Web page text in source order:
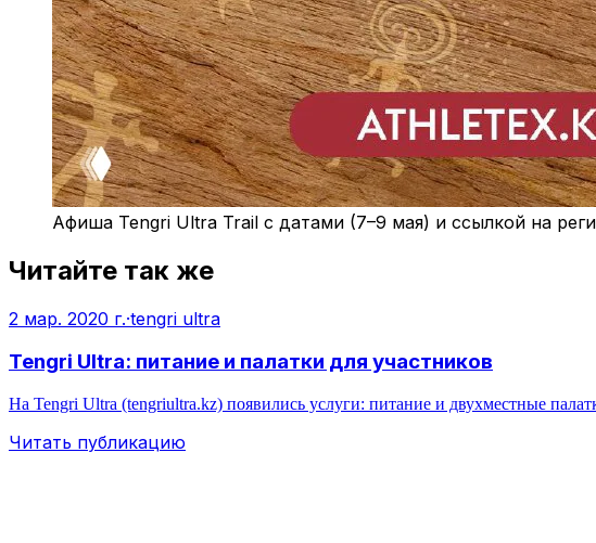
Афиша Tengri Ultra Trail с датами (7–9 мая) и ссылкой на
Читайте так же
2 мар. 2020 г.·tengri ultra
Tengri Ultra: питание и палатки для участников
На Tengri Ultra (tengriultra.kz) появились услуги: питание и двухместные
Читать публикацию